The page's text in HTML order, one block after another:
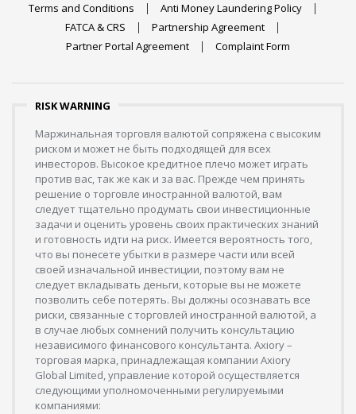
Terms and Conditions
Anti Money Laundering Policy
FATCA & CRS
Partnership Agreement
Partner Portal Agreement
Complaint Form
RISK WARNING
Маржинальная торговля валютой сопряжена с высоким
риском и может не быть подходящей для всех
инвесторов. Высокое кредитное плечо может играть
против вас, так же как и за вас. Прежде чем принять
решение о торговле иностранной валютой, вам
следует тщательно продумать свои инвестиционные
задачи и оценить уровень своих практических знаний
и готовность идти на риск. Имеется вероятность того,
что вы понесете убытки в размере части или всей
своей изначальной инвестиции, поэтому вам не
следует вкладывать деньги, которые вы не можете
позволить себе потерять. Вы должны осознавать все
риски, связанные с торговлей иностранной валютой, а
в случае любых сомнений получить консультацию
независимого финансового консультанта. Axiory –
торговая марка, принадлежащая компании Axiory
Global Limited, управление которой осуществляется
следующими уполномоченными регулируемыми
компаниями: